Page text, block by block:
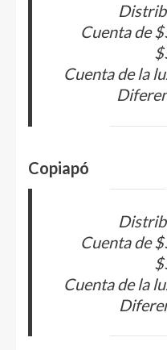
Cuenta de
Cuenta de la
Copiapó
Cuenta de
Cuenta de la